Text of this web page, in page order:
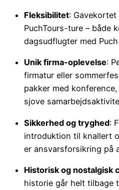
Fleksibilitet:
PuchTours-ture – både
dagsudflugter med
Unik firma-oplevelse:
firmatur eller
pakker med
sjove
Sikkerhed og tryghed:
introduktion til knallert
er ansvarsforsikring på
Historisk og nostalgisk
historie går helt tilbage